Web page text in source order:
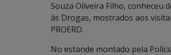
Souza Oliveira Filho, conheceu
às Drogas, mostrados aos
PROERD.
No estande montado pela